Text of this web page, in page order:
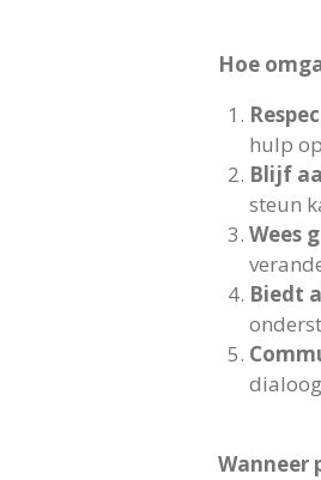
Hoe
hulp
Blijf
steun
Wees
Biedt
Wanneer